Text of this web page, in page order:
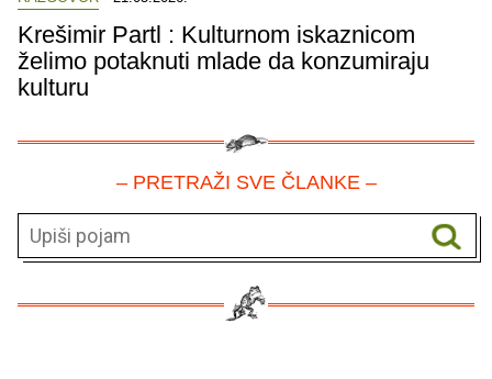
Krešimir Partl : Kulturnom iskaznicom
želimo potaknuti mlade da konzumiraju
kulturu
– PRETRAŽI SVE ČLANKE –